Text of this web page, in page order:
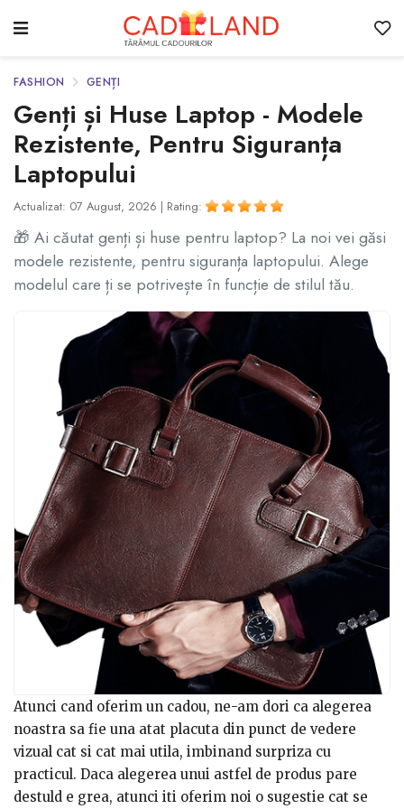
FASHION GENȚI
Genți și Huse Laptop - Modele
Rezistente, Pentru Siguranța
Laptopului
Actualizat: 07 August, 2026 | Rating:
🎁 Ai căutat genți și huse pentru laptop? La noi vei găsi
modele rezistente, pentru siguranța laptopului. Alege
modelul care ți se potrivește în funcție de stilul tău.
Atunci cand oferim un cadou, ne-am dori ca alegerea
noastra sa fie una atat placuta din punct de vedere
vizual cat si cat mai utila, imbinand surpriza cu
practicul. Daca alegerea unui astfel de produs pare
destuld e grea, atunci iti oferim noi o sugestie cat se